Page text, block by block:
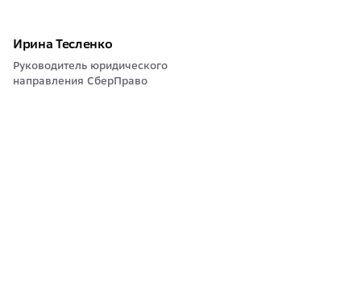
Ирина Тесленко
Руководитель юридического
направления СберПраво